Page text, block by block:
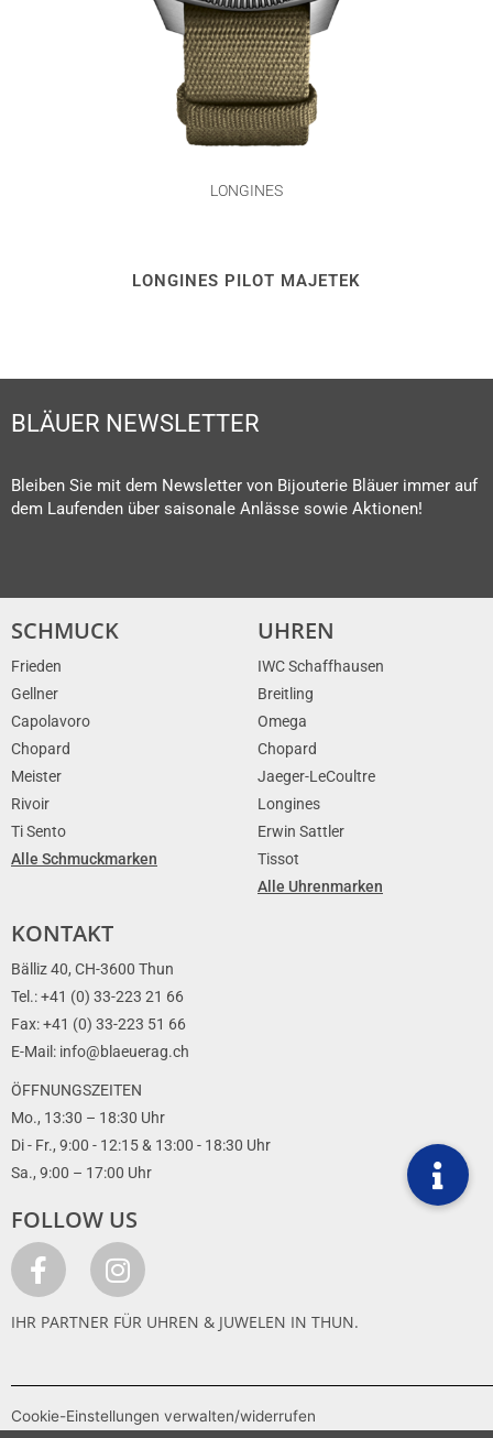
LONGINES
LONGINES PILOT MAJETEK
BLÄUER NEWSLETTER
Bleiben Sie mit dem Newsletter von Bijouterie Bläuer immer auf
dem Laufenden über saisonale Anlässe sowie Aktionen!
SCHMUCK
Frieden
Gellner
Capolavoro
Chopard
Meister
Rivoir
Ti Sento
Alle Schmuckmarken
UHREN
IWC Schaffhausen
Breitling
Omega
Chopard
Jaeger-LeCoultre
Longines
Erwin Sattler
Tissot
Alle Uhrenmarken
KONTAKT
Bälliz 40, CH-3600 Thun
Tel.: +41 (0) 33-223 21 66
Fax: +41 (0) 33-223 51 66
E-Mail: info@blaeuerag.ch
ÖFFNUNGSZEITEN
Mo., 13:30 – 18:30 Uhr
Di - Fr., 9:00 - 12:15 & 13:00 - 18:30 Uhr
Sa., 9:00 – 17:00 Uhr
FOLLOW US
IHR PARTNER FÜR UHREN & JUWELEN IN THUN.
Cookie-Einstellungen verwalten/widerrufen